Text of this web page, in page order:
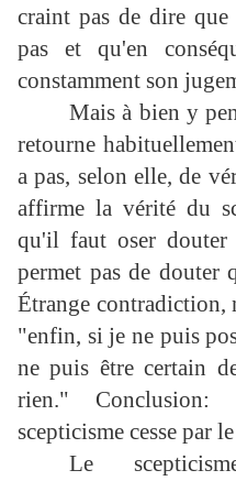
craint pas de dire
pas et qu'en
constamment son
Mais à bien y
retourne
a pas, selon elle, de
affirme la vérité du
qu'il faut oser
permet pas de
Étrange contradiction,
"enfin, si je ne puis
ne puis être certain
rien."
scepticisme cesse par
Le